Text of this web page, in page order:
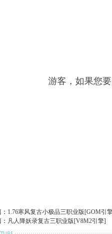
游客，如果您
1.76寒风复古小极品三职业版[GOM引
凡人降妖录复古三职业版[V8M2引擎]